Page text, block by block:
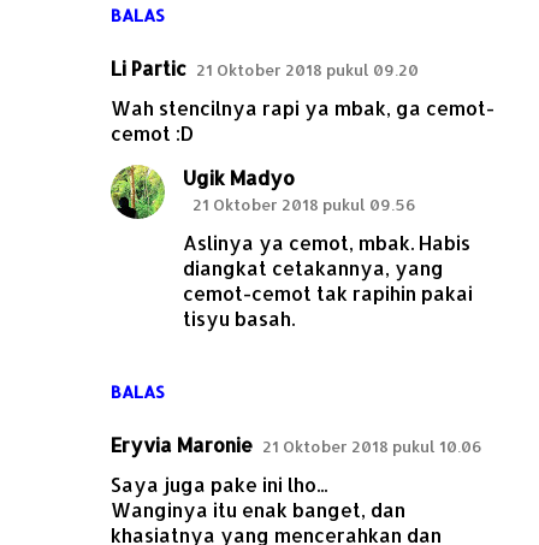
BALAS
Li Partic 21 Oktober 2018 pukul 09.20
Wah stencilnya rapi ya mbak, ga cemot-
cemot :D
BALAS
Ugik Madyo
21 Oktober 2018 pukul 09.56
Aslinya ya cemot, mbak. Habis
diangkat cetakannya, yang
cemot-cemot tak rapihin pakai
tisyu basah.
Eryvia Maronie 21 Oktober 2018 pukul 10.06
Saya juga pake ini lho...
Wanginya itu enak banget, dan
khasiatnya yang mencerahkan dan